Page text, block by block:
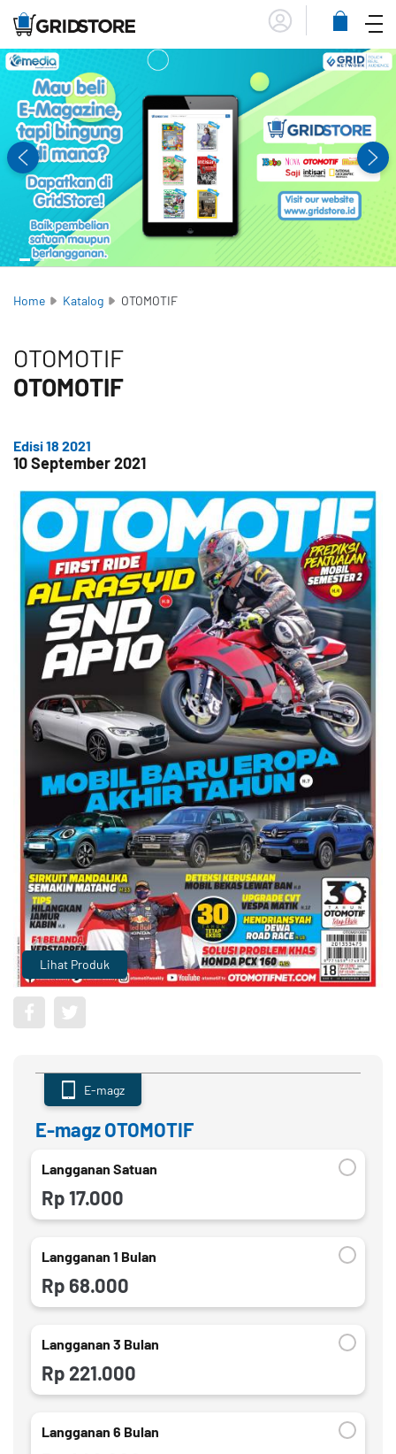
Lihat
Menu
Home Katalog OTOMOTIF
OTOMOTIF
OTOMOTIF
Edisi 18 2021
10 September 2021
Lihat Produk
E-magz OTOMOTIF
E-magz
Langganan Satuan
Rp 17.000
Langganan 1 Bulan
Rp 68.000
Langganan 3 Bulan
Rp 221.000
Langganan 6 Bulan